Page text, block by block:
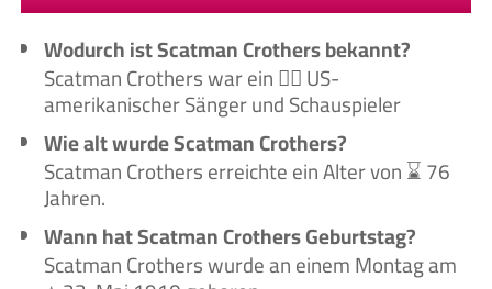
Wodurch ist Scatman Crothers bekannt?
Scatman Crothers war ein 🙋‍♂️ US-
amerikanischer Sänger und Schauspieler
Wie alt wurde Scatman Crothers?
Scatman Crothers erreichte ein Alter von ⌛ 76
Jahren.
Wann hat Scatman Crothers Geburtstag?
Scatman Crothers wurde an einem Montag am